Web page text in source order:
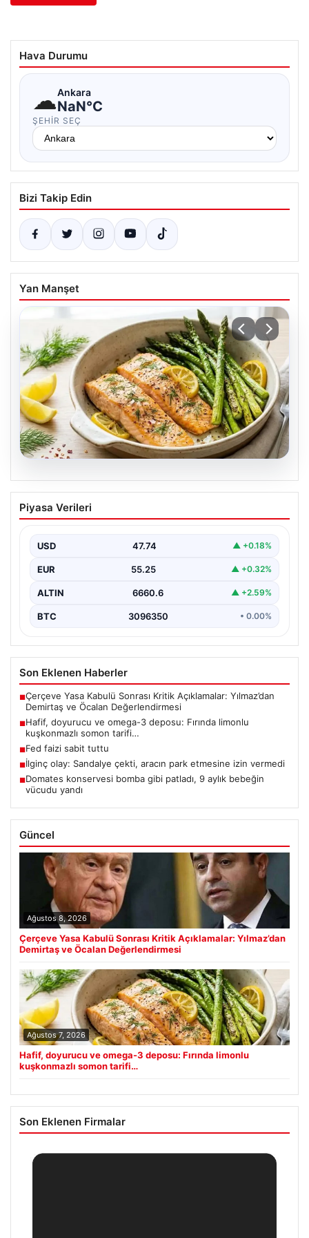
Hava Durumu
☁Ankara
NaN°C
ŞEHIR SEÇ
Bizi Takip Edin
Yan Manşet
Hafif, doyurucu ve omega-3 deposu:
Fırında limonlu kuşkonmazlı somon
Piyasa Verileri
USD 47.74 ▲ +0.18%
EUR 55.25 ▲ +0.32%
ALTIN 6660.6 ▲ +2.59%
BTC 3096350 • 0.00%
Son Eklenen Haberler
■Çerçeve Yasa Kabulü Sonrası Kritik Açıklamalar: Yılmaz’dan
Demirtaş ve Öcalan Değerlendirmesi
■Hafif, doyurucu ve omega-3 deposu: Fırında limonlu
kuşkonmazlı somon tarifi…
■Fed faizi sabit tuttu
■İlginç olay: Sandalye çekti, aracın park etmesine izin vermedi
■Domates konservesi bomba gibi patladı, 9 aylık bebeğin
vücudu yandı
Güncel
Ağustos 8, 2026
Çerçeve Yasa Kabulü Sonrası Kritik Açıklamalar: Yılmaz’dan
Demirtaş ve Öcalan Değerlendirmesi
Ağustos 7, 2026
Hafif, doyurucu ve omega-3 deposu: Fırında limonlu
kuşkonmazlı somon tarifi…
Son Eklenen Firmalar